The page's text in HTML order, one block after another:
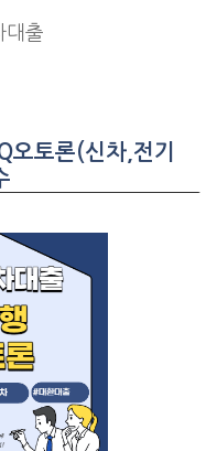
대출
오토론(신차,전기